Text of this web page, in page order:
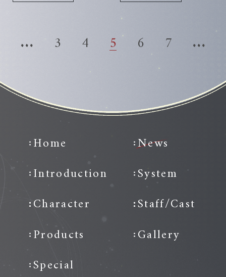
... 3 4 5 6 7 ...
Home
News
Introduction
System
Character
Staff/Cast
Products
Gallery
Special